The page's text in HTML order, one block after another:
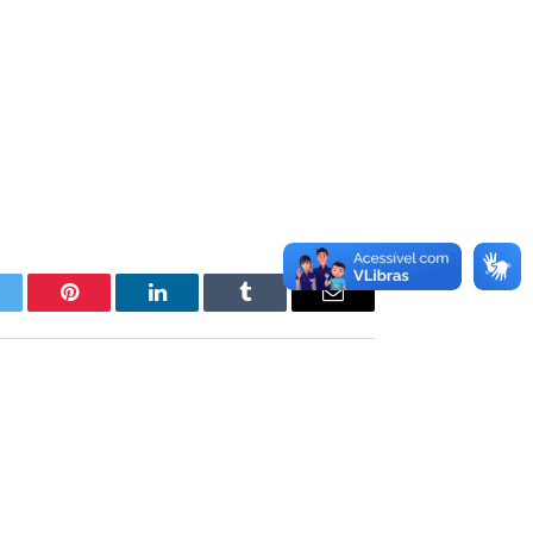
Pinterest LinkedIn Tumblr
E-